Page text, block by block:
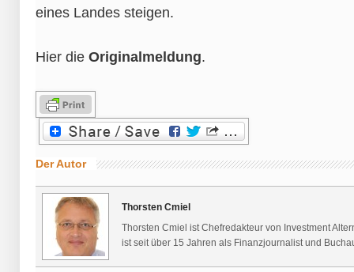
eines Landes steigen.
Hier die Originalmeldung.
Der Autor
Thorsten Cmiel
Thorsten Cmiel ist Chefredakteur von Investment
ist seit über 15 Jahren als Finanzjournalist und